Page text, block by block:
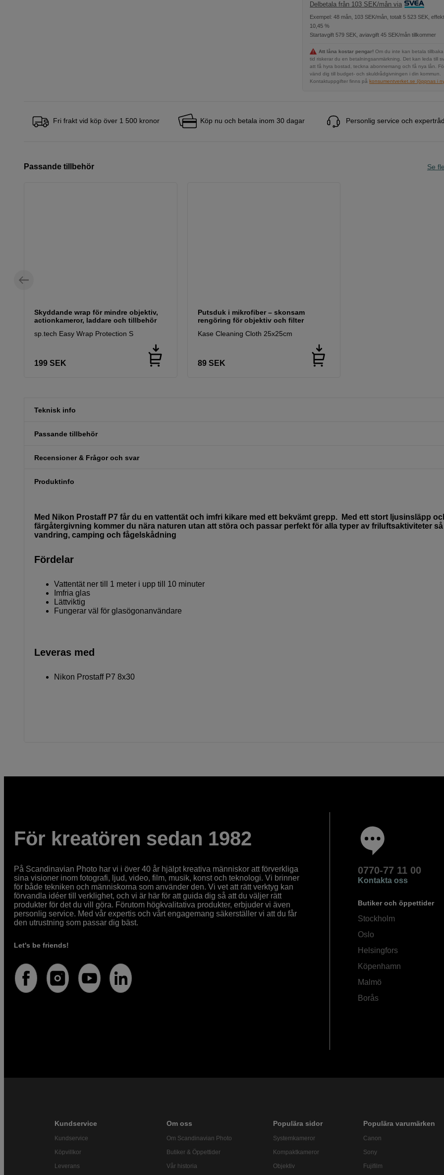
Delbetala från 103 SEK/mån via
Exempel: 48 mån, 103 SEK/mån, totalt 5 523 SEK,
10,45 %
Startavgift 579 SEK, aviavgift 45 SEK/mån tillkommer
Att låna kostar pengar! Om du inte kan betala
tid riskerar du en betalningsanmärkning. Det kan leda till
att få hyra bostad, teckna abonnemang och få nya lån.
vänd dig till budget- och skuldrådgivningen i din kommun.
Kontaktuppgifter finns på konsumentverket.se (öppnas i
Fri frakt vid köp över 1 500 kronor Köp nu och betala inom 30 dagar Personlig service och
Passande tillbehör Se
Skyddande wrap för mindre objektiv,
actionkameror, laddare och tillbehör
sp.tech Easy Wrap Protection S
199 SEK
Putsduk i mikrofiber – skonsam
rengöring för objektiv och filter
Kase Cleaning Cloth 25x25cm
89 SEK
Teknisk info
Passande tillbehör
Recensioner & Frågor och svar
Produktinfo
Med Nikon Prostaff P7 får du en vattentät och imfri kikare med ett bekvämt grepp. Med ett stort ljusinsläpp
färgåtergivning kommer du nära naturen utan att störa och passar perfekt för alla typer av friluftsaktiviteter
vandring, camping och fågelskådning
Fördelar
Vattentät ner till 1 meter i upp till 10 minuter
Imfria glas
Lättviktig
Fungerar väl för glasögonanvändare
Leveras med
Nikon Prostaff P7 8x30
För kreatören sedan 1982
På Scandinavian Photo har vi i över 40 år hjälpt kreativa människor att förverkliga
sina visioner inom fotografi, ljud, video, film, musik, konst och teknologi. Vi brinner
för både tekniken och människorna som använder den. Vi vet att rätt verktyg kan
förvandla idéer till verklighet, och vi är här för att guida dig så att du väljer rätt
produkter för det du vill göra. Förutom högkvalitativa produkter, erbjuder vi även
personlig service. Med vår expertis och vårt engagemang säkerställer vi att du får
den utrustning som passar dig bäst.
Let's be friends!
0770-77 11 00
Kontakta oss
Butiker och öppettider
Stockholm
Oslo
Helsingfors
Köpenhamn
Malmö
Borås
Kundservice
Kundservice
Köpvillkor
Leverans
Om oss
Om Scandinavian Photo
Butiker & Öppettider
Vår historia
Populära sidor
Systemkameror
Kompaktkameror
Objektiv
Populära varumärken
Canon
Sony
Fujifilm